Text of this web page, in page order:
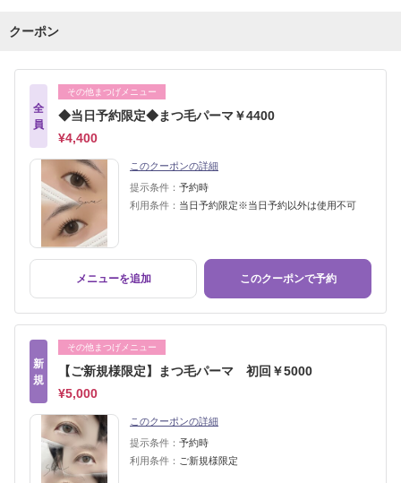
クーポン
全
員
その他まつげメニュー
◆当日予約限定◆まつ毛パーマ￥4400
¥4,400
このクーポンの詳細
提示条件： 予約時
利用条件： 当日予約限定※当日予約以外は使用不可
メニューを追加 このクーポンで予約
新
規
その他まつげメニュー
【ご新規様限定】まつ毛パーマ 初回￥5000
¥5,000
このクーポンの詳細
提示条件： 予約時
利用条件： ご新規様限定